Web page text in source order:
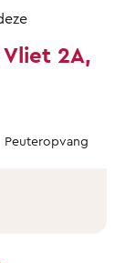
2A,
Peuteropvang